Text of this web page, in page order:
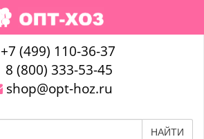
(499) 110-36-37
8 (800) 333-53-45
shop@opt-hoz.ru
НАЙТИ